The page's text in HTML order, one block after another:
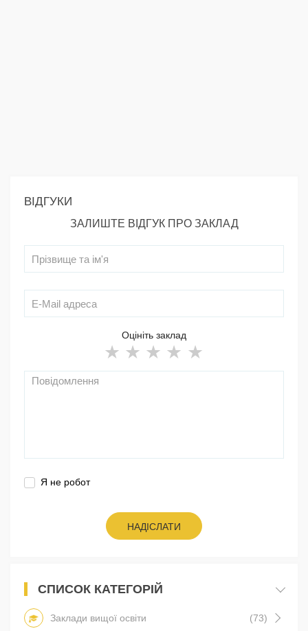
ВІДГУКИ
ЗАЛИШТЕ ВІДГУК ПРО ЗАКЛАД
Оцініть заклад
Я не робот
НАДІСЛАТИ
СПИСОК КАТЕГОРІЙ
Заклади вищої освіти (73)